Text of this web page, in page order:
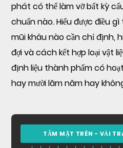
2
Mật
độ
Drop
Stitch
nào
động
tốt
nhất?
phát có thể làm vỡ bất kỳ
chuẩn nào. Hiểu được điều
mũi khâu nào cần chỉ định,
đợi và cách kết hợp loại vật
định liệu thành phẩm có
hay mười lăm năm hay
TẤM MẶT TRÊN - VẢI